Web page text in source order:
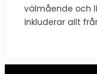
välmående och
inkluderar allt